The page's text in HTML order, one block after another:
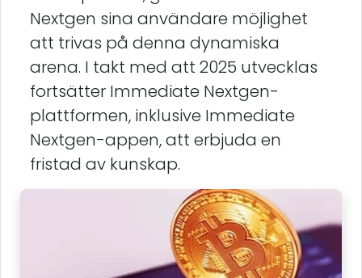
Nextgen sina användare möjlighet
att trivas på denna dynamiska
arena. I takt med att 2025 utvecklas
fortsätter Immediate Nextgen-
plattformen, inklusive Immediate
Nextgen-appen, att erbjuda en
fristad av kunskap.